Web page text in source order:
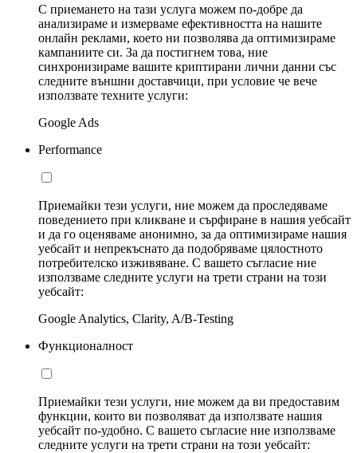
С приемането на тази услуга можем по-добре да
анализираме и измерваме ефективността на нашите
онлайн реклами, което ни позволява да оптимизираме
кампаниите си. За да постигнем това, ние
синхронизираме вашите криптирани лични данни със
следните външни доставчици, при условие че вече
използвате техните услуги:
Google Ads
Performance
Приемайки тези услуги, ние можем да проследяваме
поведението при кликване и сърфиране в нашия уебсайт
и да го оценяваме анонимно, за да оптимизираме нашия
уебсайт и непрекъснато да подобряваме цялостното
потребителско изживяване. С вашето съгласие ние
използваме следните услуги на трети страни на този
уебсайт:
Google Analytics, Clarity, A/B-Testing
Функционалност
Приемайки тези услуги, ние можем да ви предоставим
функции, които ви позволяват да използвате нашия
уебсайт по-удобно. С вашето съгласие ние използваме
следните услуги на трети страни на този уебсайт: